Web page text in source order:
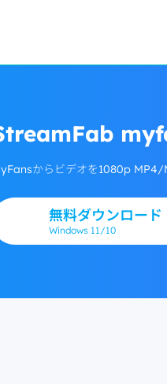
からビデオを1080p MP4/
無料ダウンロード
Windows 11/10